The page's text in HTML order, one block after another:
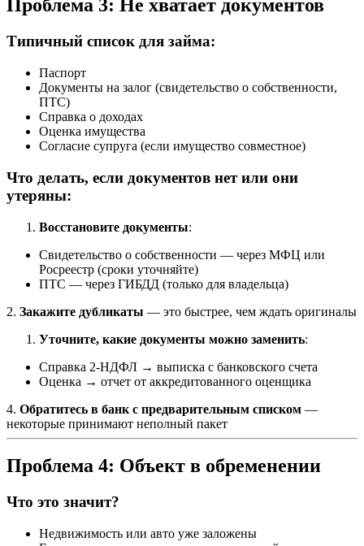
Проблема 3: Не хватает документов
Типичный список для займа:
Паспорт
Документы на залог (свидетельство о собственности,
ПТС)
Справка о доходах
Оценка имущества
Согласие супруга (если имущество совместное)
Что делать, если документов нет или они
утеряны:
Восстановите документы:
Свидетельство о собственности — через МФЦ или
Росреестр (сроки уточняйте)
ПТС — через ГИБДД (только для владельца)
2. Закажите дубликаты — это быстрее, чем ждать оригиналы
Уточните, какие документы можно заменить:
Справка 2-НДФЛ → выписка с банковского счета
Оценка → отчет от аккредитованного оценщика
4. Обратитесь в банк с предварительным списком —
некоторые принимают неполный пакет
Проблема 4: Объект в обременении
Что это значит?
Недвижимость или авто уже заложены